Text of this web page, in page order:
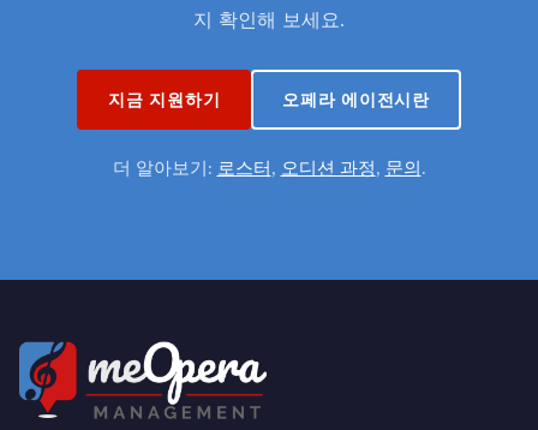
지 확인해 보세요.
지금 지원하기 오페라 에이전시란
더 알아보기: 로스터, 오디션 과정, 문의.